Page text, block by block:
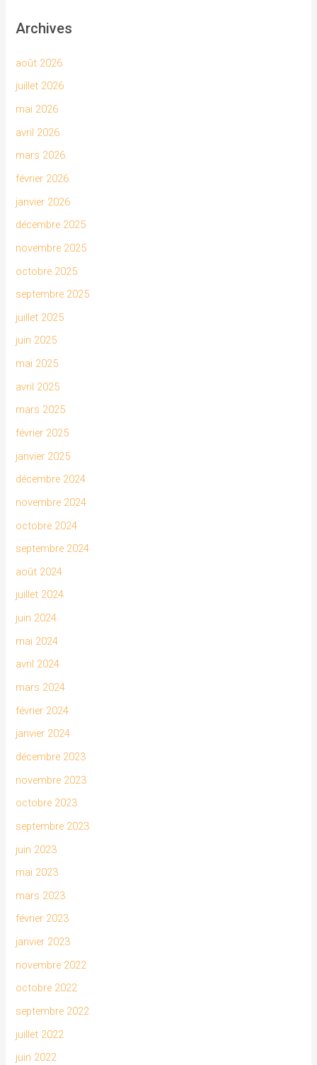
Archives
août 2026
juillet 2026
mai 2026
avril 2026
mars 2026
février 2026
janvier 2026
décembre 2025
novembre 2025
octobre 2025
septembre 2025
juillet 2025
juin 2025
mai 2025
avril 2025
mars 2025
février 2025
janvier 2025
décembre 2024
novembre 2024
octobre 2024
septembre 2024
août 2024
juillet 2024
juin 2024
mai 2024
avril 2024
mars 2024
février 2024
janvier 2024
décembre 2023
novembre 2023
octobre 2023
septembre 2023
juin 2023
mai 2023
mars 2023
février 2023
janvier 2023
novembre 2022
octobre 2022
septembre 2022
juillet 2022
juin 2022